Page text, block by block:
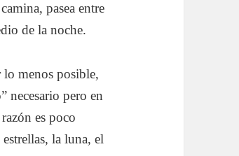
pasea entre
de la noche.
lo menos posible,
necesario pero en
es poco
la luna, el